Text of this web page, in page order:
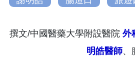
撰文/中國醫藥大學附設醫院 外
明皓醫師、